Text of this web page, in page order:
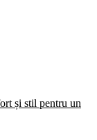
și stil pentru un